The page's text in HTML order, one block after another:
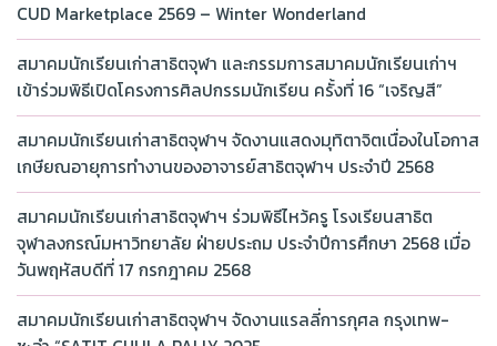
CUD Marketplace 2569 – Winter Wonderland
สมาคมนักเรียนเก่าสาธิตจุฬา และกรรมการสมาคมนักเรียนเก่าฯ
เข้าร่วมพิธีเปิดโครงการศิลปกรรมนักเรียน ครั้งที่ 16 “เจริญสี”
สมาคมนักเรียนเก่าสาธิตจุฬาฯ จัดงานแสดงมุทิตาจิตเนื่องในโอกาส
เกษียณอายุการทำงานของอาจารย์สาธิตจุฬาฯ ประจำปี 2568
สมาคมนักเรียนเก่าสาธิตจุฬาฯ ร่วมพิธีไหว้ครู โรงเรียนสาธิต
จุฬาลงกรณ์มหาวิทยาลัย ฝ่ายประถม ประจำปีการศึกษา 2568 เมื่อ
วันพฤหัสบดีที่ 17 กรกฎาคม 2568
สมาคมนักเรียนเก่าสาธิตจุฬาฯ จัดงานแรลลี่การกุศล กรุงเทพ-